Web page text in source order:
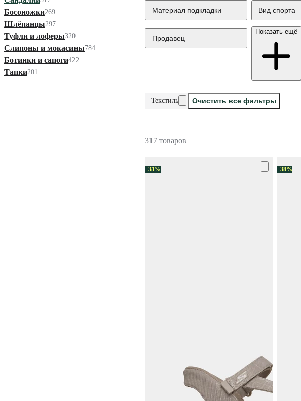
Босоножки269
Шлёпанцы297
Туфли и лоферы320
Слипоны и мокасины784
Ботинки и сапоги422
Тапки201
Материал подкладки Вид спорта
Продавец
Показать ещё
Текстиль Очистить все фильтры
317 товаров
−31% −38%